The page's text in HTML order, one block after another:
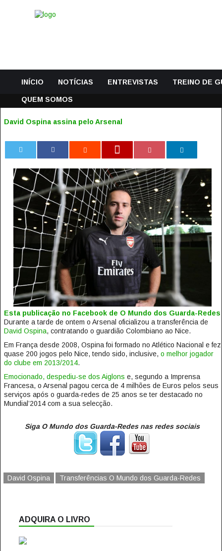
INÍCIO NOTÍCIAS ENTREVISTAS TREINO DE
QUEM SOMOS
David Ospina assina pelo Arsenal
0
Esta publicação no Facebook de O Mundo dos Guarda-Redes
Durante a tarde de ontem o Arsenal oficializou a transferência de
David Ospina, contratando o guardião Colombiano ao Nice.
Em França desde 2008, Ospina foi formado no Atlético Nacional e fez
quase 200 jogos pelo Nice, tendo sido, inclusive, o melhor jogador
do clube em 2013/2014.
Emocionado, despediu-se dos Aiglons e, segundo a Imprensa
Francesa, o Arsenal pagou cerca de 4 milhões de Euros pelos seus
serviços após o guarda-redes de 25 anos se ter destacado no
Mundial’2014 com a sua selecção.
Siga O Mundo dos Guarda-Redes nas redes sociais
David Ospina Transferências O Mundo dos Guarda-Redes
ADQUIRA O LIVRO